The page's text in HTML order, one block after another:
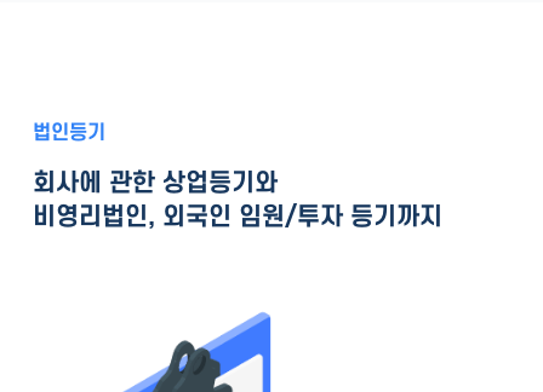
법인등기
회사에 관한 상업등기와
비영리법인, 외국인 임원/투자 등기까지